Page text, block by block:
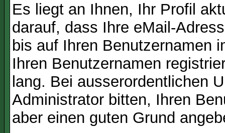
Es liegt an Ihnen, Ihr Profil
darauf, dass Ihre eMail-
bis auf Ihren Benutzernamen
Ihren Benutzernamen
lang. Bei ausserordentlichen
Administrator bitten, Ihren
aber einen guten Grund